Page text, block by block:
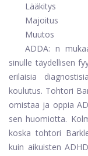
Lääkitys
Majoitus
Muutos
ADDA: n
sinulle täydellisen
erilaisia
koulutus. Tohtori
omistaa ja oppia
sen huomiotta.
koska tohtori
kuin aikuisten